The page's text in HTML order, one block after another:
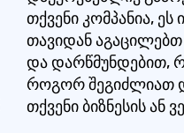
თქვენი კომპანია,
თავიდან
და დარწმუნდებით,
როგორ შეგიძლიათ
თქვენი ბიზნესის ან